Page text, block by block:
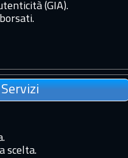
(GIA).
scelta.